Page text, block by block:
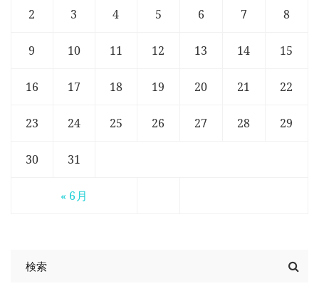
« 6月
2 3 4 5 6 7 8
9 10 11 12 13 14 15
16 17 18 19 20 21 22
23 24 25 26 27 28 29
30 31